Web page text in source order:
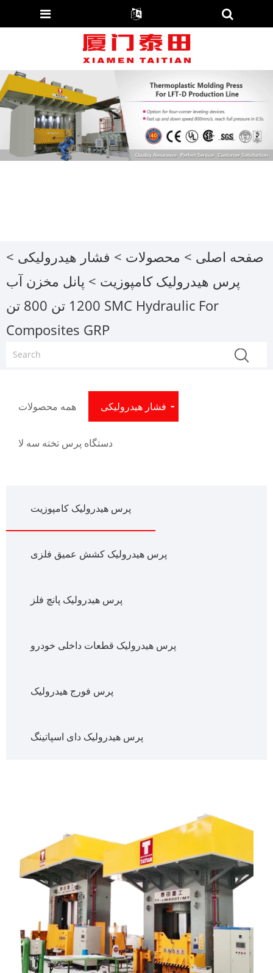
صفحه اصلی > محصولات > فشار هیدرولیکی >
پرس هیدرولیک کامپوزیت > پانل مخزن آب
1200 تن 800 تن SMC Hydraulic For
Composites GRP
همه محصولات فشار هیدرولیکی
دستگاه پرس تخته سه لا
پرس هیدرولیک کامپوزیت
پرس هیدرولیک کشش عمیق فلزی
پرس هیدرولیک پانچ فلز
پرس هیدرولیک قطعات داخلی خودرو
پرس فورج هیدرولیک
پرس هیدرولیک دای اسپاتینگ